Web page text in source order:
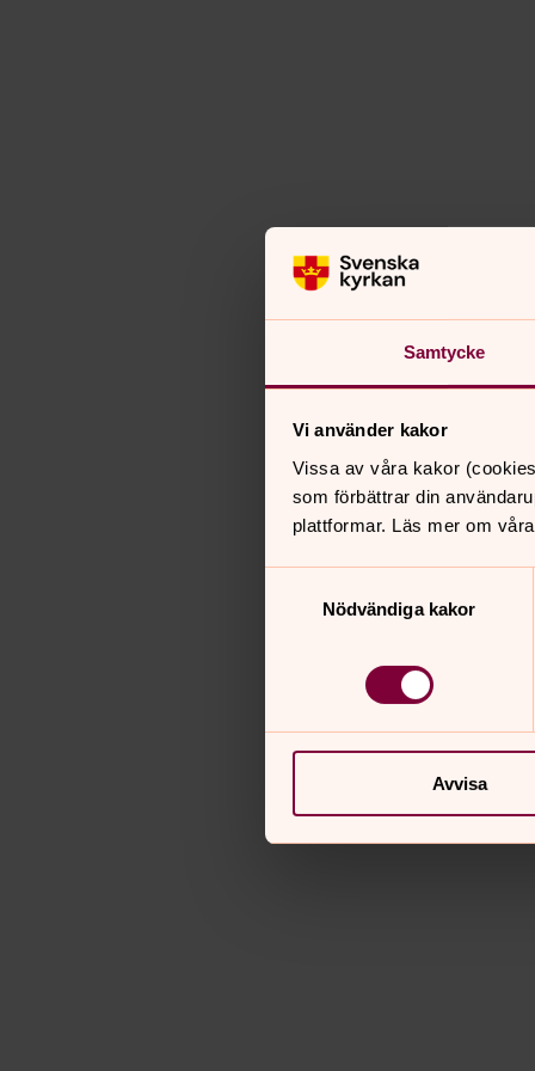
Samtycke
Vi använder kakor
Vissa av våra kakor
som förbättrar din
plattformar. Läs mer om
Nödvändiga kakor
Avvisa